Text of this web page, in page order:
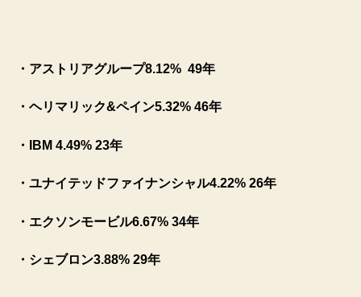
・アストリアグループ8.12% 49年
・ヘリマリック&ペイン5.32% 46年
・IBM 4.49% 23年
・ユナイテッドファイナンシャル4.22% 26年
・エクソンモービル6.67% 34年
・シェブロン3.88% 29年